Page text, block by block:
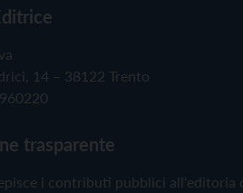
14 – 38122 Trento
trasparente
i contributi pubblici all'editoria